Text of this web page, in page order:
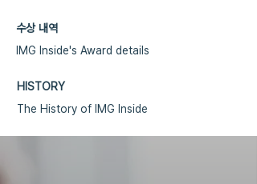
수상 내역
IMG Inside's Award details
HISTORY
The History of IMG Inside